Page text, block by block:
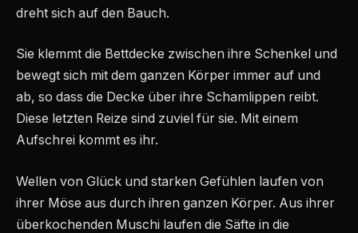
dreht sich auf den Bauch.
Sie klemmt die Bettdecke zwischen ihre Schenkel und
bewegt sich mit dem ganzen Körper immer auf und
ab, so dass die Decke über ihre Schamlippen reibt.
Diese letzten Reize sind zuviel für sie. Mit einem
Aufschrei kommt es ihr.
Wellen von Glück und starken Gefühlen laufen von
ihrer Möse aus durch ihren ganzen Körper. Aus ihrer
überkochenden Muschi laufen die Säfte in die